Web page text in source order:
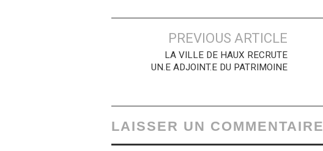
Navigation
articles
PREVIOUS ARTICLE
LA VILLE DE HAUX RECRUTE
UN.E ADJOINT.E DU PATRIMOINE
LAISSER UN COMMENTAIRE